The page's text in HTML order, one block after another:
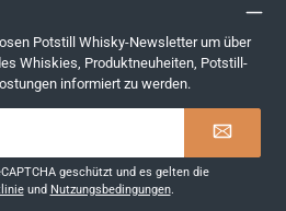
Potstill Whisky-Newsletter um über
Whiskies, Produktneuheiten, Potstill-
informiert zu werden.
geschützt und es gelten die
und Nutzungsbedingungen.